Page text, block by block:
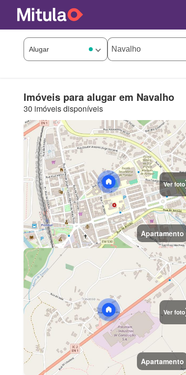
Imóveis para alugar em Navalho
30 imóveis disponíveis
Ver foto
Apartamento
Ver foto
Apartamento